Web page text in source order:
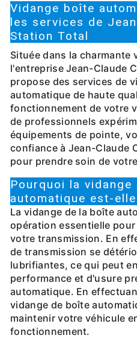
Vidange boîte
les services de
Station Total
Située dans la charmante
l'entreprise Jean-Claude
propose des services de
automatique de haute
fonctionnement de votre
de professionnels
équipements de pointe,
confiance à Jean-Claude
pour prendre soin de
Pourquoi la vidange
automatique est-
La vidange de la boîte
opération essentielle
votre transmission. En
de transmission se
lubrifiantes, ce qui peut
performance et d'usure
automatique. En
vidange de boîte
maintenir votre véhicule
fonctionnement.